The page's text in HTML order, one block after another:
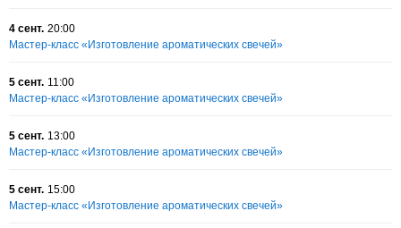
4 сент. 20:00
Мастер-класс «Изготовление ароматических свечей»
5 сент. 11:00
Мастер-класс «Изготовление ароматических свечей»
5 сент. 13:00
Мастер-класс «Изготовление ароматических свечей»
5 сент. 15:00
Мастер-класс «Изготовление ароматических свечей»